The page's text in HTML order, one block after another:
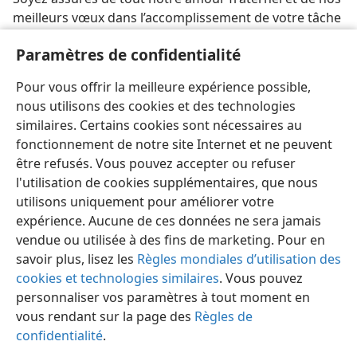
Paramètres de confidentialité
Pour vous offrir la meilleure expérience possible,
nous utilisons des cookies et des technologies
similaires. Certains cookies sont nécessaires au
fonctionnement de notre site Internet et ne peuvent
être refusés. Vous pouvez accepter ou refuser
l'utilisation de cookies supplémentaires, que nous
utilisons uniquement pour améliorer votre
expérience. Aucune de ces données ne sera jamais
vendue ou utilisée à des fins de marketing. Pour en
savoir plus, lisez les Règles mondiales d’utilisation des
cookies et technologies similaires. Vous pouvez
personnaliser vos paramètres à tout moment en
vous rendant sur la page des Règles de
confidentialité.
meilleurs vœux dans l’accomplissement de votre tâche
Jéhovah
Français Partager Préférences
Copyright © 2026 Watch Tower Bible and Tract Society of Pennsylvania
Conditions d’utilisation
Règles de confidentialité
Paramètres de confidentialité
JW.ORG Se connecter